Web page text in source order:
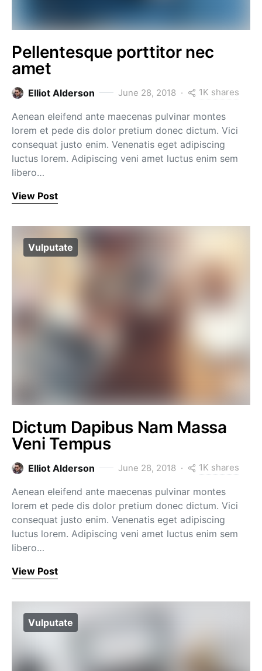
Pellentesque porttitor nec
amet
Elliot Alderson June 28, 2018 1K shares
Aenean eleifend ante maecenas pulvinar montes
lorem et pede dis dolor pretium donec dictum. Vici
consequat justo enim. Venenatis eget adipiscing
luctus lorem. Adipiscing veni amet luctus enim sem
libero…
View Post
Vulputate
Dictum Dapibus Nam Massa
Veni Tempus
Elliot Alderson June 28, 2018 1K shares
Aenean eleifend ante maecenas pulvinar montes
lorem et pede dis dolor pretium donec dictum. Vici
consequat justo enim. Venenatis eget adipiscing
luctus lorem. Adipiscing veni amet luctus enim sem
libero…
View Post
Vulputate